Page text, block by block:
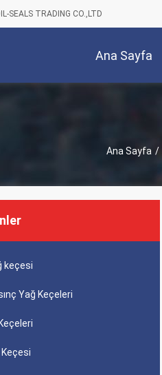
SEALS TRADING CO.,LTD
Ana Sayfa
Ana Sayfa /
keçesi
Yağ Keçeleri